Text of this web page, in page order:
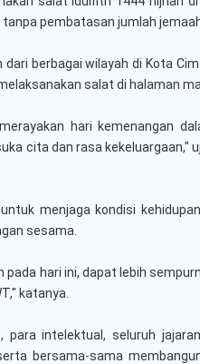
pembatasan jumlah
berbagai wilayah di Kota
salat di halaman
hari kemenangan
cita dan rasa kekeluargaan,"
menjaga kondisi
sesama.
hari ini, dapat lebih
katanya.
para intelektual, seluruh
bersama-sama